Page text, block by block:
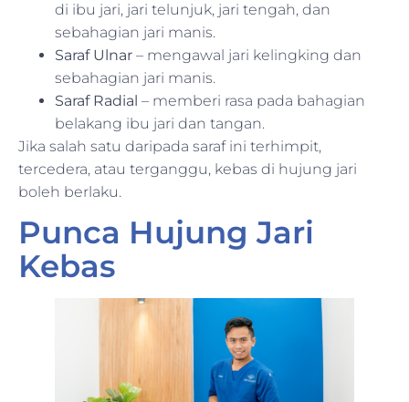
di ibu jari, jari telunjuk, jari tengah, dan
sebahagian jari manis.
Saraf Ulnar – mengawal jari kelingking dan
sebahagian jari manis.
Saraf Radial – memberi rasa pada bahagian
belakang ibu jari dan tangan.
Jika salah satu daripada saraf ini terhimpit,
tercedera, atau terganggu, kebas di hujung jari
boleh berlaku.
Punca Hujung Jari
Kebas